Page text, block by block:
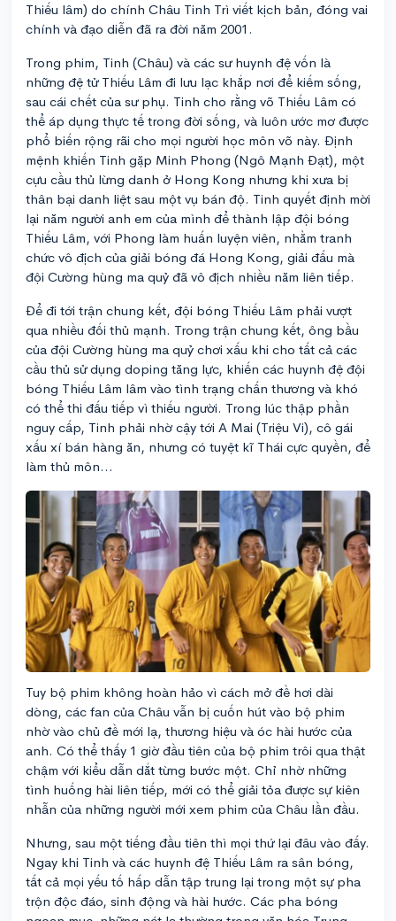
Thiếu lâm) do chính Châu Tinh Trì viết kịch bản, đóng vai
chính và đạo diễn đã ra đời năm 2001.
Trong phim, Tinh (Châu) và các sư huynh đệ vốn là
những đệ tử Thiếu Lâm đi lưu lạc khắp nơi để kiếm sống,
sau cái chết của sư phụ. Tinh cho rằng võ Thiếu Lâm có
thể áp dụng thực tế trong đời sống, và luôn ước mơ được
phổ biến rộng rãi cho mọi người học môn võ này. Định
mệnh khiến Tinh gặp Minh Phong (Ngô Mạnh Đạt), một
cựu cầu thủ lừng danh ở Hong Kong nhưng khi xưa bị
thân bại danh liệt sau một vụ bán độ. Tinh quyết định mời
lại năm người anh em của mình để thành lập đội bóng
Thiếu Lâm, với Phong làm huấn luyện viên, nhằm tranh
chức vô địch của giải bóng đá Hong Kong, giải đấu mà
đội Cường hùng ma quỷ đã vô địch nhiều năm liên tiếp.
Để đi tới trận chung kết, đội bóng Thiếu Lâm phải vượt
qua nhiều đối thủ mạnh. Trong trận chung kết, ông bầu
của đội Cường hùng ma quỷ chơi xấu khi cho tất cả các
cầu thủ sử dụng doping tăng lực, khiến các huynh đệ đội
bóng Thiếu Lâm lâm vào tình trạng chấn thương và khó
có thể thi đấu tiếp vì thiếu người. Trong lúc thập phần
nguy cấp, Tinh phải nhờ cậy tới A Mai (Triệu Vi), cô gái
xấu xí bán hàng ăn, nhưng có tuyệt kĩ Thái cực quyền, để
làm thủ môn...
Tuy bộ phim không hoàn hảo vì cách mở đề hơi dài
dòng, các fan của Châu vẫn bị cuốn hút vào bộ phim
nhờ vào chủ đề mới lạ, thương hiệu và óc hài hước của
anh. Có thể thấy 1 giờ đầu tiên của bộ phim trôi qua thật
chậm với kiểu dẫn dắt từng bước một. Chỉ nhờ những
tình huống hài liên tiếp, mới có thể giải tỏa được sự kiên
nhẫn của những người mới xem phim của Châu lần đầu.
Nhưng, sau một tiếng đầu tiên thì mọi thứ lại đâu vào đấy.
Ngay khi Tinh và các huynh đệ Thiếu Lâm ra sân bóng,
tất cả mọi yếu tố hấp dẫn tập trung lại trong một sự pha
trộn độc đáo, sinh động và hài hước. Các pha bóng